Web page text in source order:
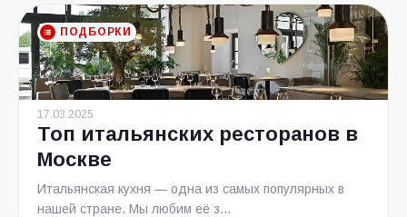
ПОДБОРКИ
17.03.2025
Топ итальянских ресторанов в
Москве
Итальянская кухня — одна из самых популярных в
нашей стране. Мы любим её з...